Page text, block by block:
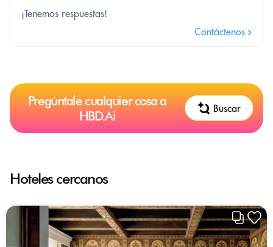
¡Tenemos respuestas!
Contáctenos
Pregúntale cualquier cosa a
HBD.Ai
Buscar
Hoteles cercanos